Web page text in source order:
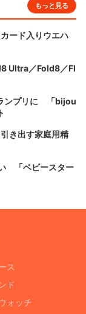
もっと見る
ード入りウエハ
Ultra／Fold8／Fl
ンプリに 「bijou
き出す家庭用精
「ベビースター
ス
ド
ォッチ